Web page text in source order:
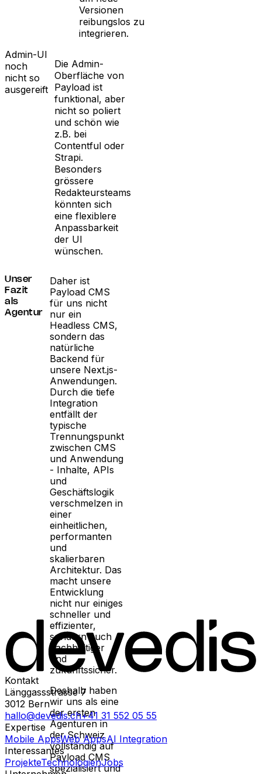
Versionen
reibungslos zu
integrieren.
Admin-UI
noch
nicht so
ausgereift
Die Admin-
Oberfläche von
Payload ist
funktional, aber
nicht so poliert
und schön wie
z.B. bei
Contentful oder
Strapi.
Besonders
grössere
Redakteursteams
könnten sich
eine flexiblere
Anpassbarkeit
der UI
wünschen.
Unser
Fazit
als
Agentur
Daher ist
Payload CMS
für uns nicht
nur ein
Headless CMS,
sondern das
natürliche
Backend für
unsere Next.js-
Anwendungen.
Durch die tiefe
Integration
entfällt der
typische
Trennungspunkt
zwischen CMS
und Anwendung
- Inhalte, APIs
und
Geschäftslogik
verschmelzen in
einer
einheitlichen,
performanten
und
skalierbaren
Architektur. Das
macht unsere
Entwicklung
nicht nur einiges
schneller und
effizienter,
sondern auch
nachhaltiger
und
zukunftssicher.
Deshalb haben
wir uns als eine
der ersten
Agenturen in
der Schweiz
vollständig auf
Payload CMS
spezialisiert und
Kontakt
Länggassstrasse 7
3012 Bern
hallo@devedis.ch+41 31 552 05 55
Expertise
Mobile AppsWeb AppsAI Integration
Interessantes
ProjekteTechnologienJobs